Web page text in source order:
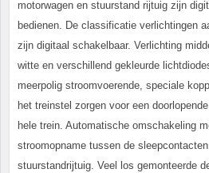
motorwagen en stuurstand rijtuig zijn
bedienen. De classificatie verlichtingen
zijn digitaal schakelbaar. Verlichting
witte en verschillend gekleurde
meerpolig stroomvoerende, speciale
het treinstel zorgen voor een
hele trein. Automatische omschakeling
stroomopname tussen de
stuurstandrijtuig. Veel los gemonteerde